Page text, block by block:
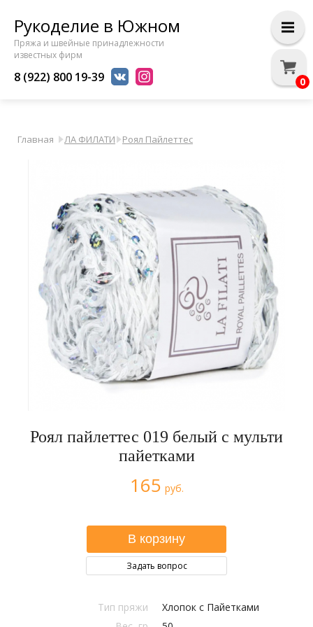
Рукоделие в Южном
Пряжа и швейные принадлежности
известных фирм
8 (922) 800 19-39
Главная ЛА ФИЛАТИ Роял Пайлеттес
Роял пайлеттес 019 белый с мульти
пайетками
165 руб.
Задать вопрос
Тип пряжи
Хлопок с Пайетками
0